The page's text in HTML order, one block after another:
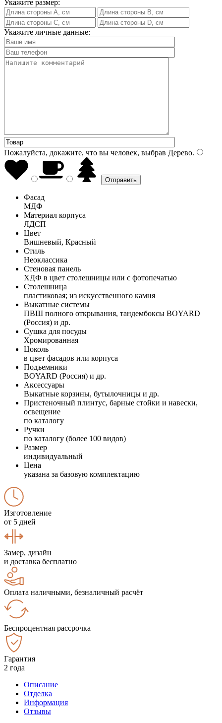
Укажите размер:
Укажите личные данные:
Пожалуйста, докажите, что вы человек, выбрав Дерево.
Фасад
МДФ
Материал корпуса
ЛДСП
Цвет
Вишневый, Красный
Стиль
Неоклассика
Стеновая панель
ХДФ в цвет столешницы или с фотопечатью
Столешница
пластиковая; из искусственного камня
Выкатные системы
ПВШ полного открывания, тандембоксы BOYARD
(Россия) и др.
Сушка для посуды
Хромированная
Цоколь
в цвет фасадов или корпуса
Подъемники
BOYARD (Россия) и др.
Аксессуары
Выкатные корзины, бутылочницы и др.
Пристеночный плинтус, барные стойки и навески,
освещение
по каталогу
Ручки
по каталогу (более 100 видов)
Размер
индивидуальный
Цена
указана за базовую комплектацию
Изготовление
от 5 дней
Замер, дизайн
и доставка бесплатно
Оплата наличными, безналичный расчёт
Беспроцентная рассрочка
Гарантия
2 года
Описание
Отделка
Информация
Отзывы